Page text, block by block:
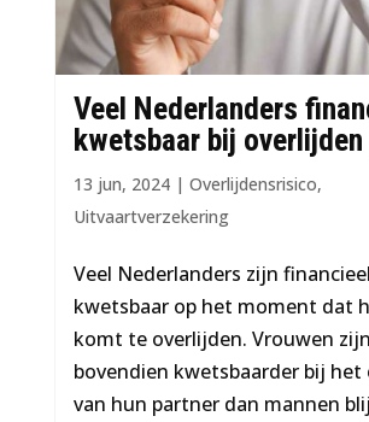
Veel Nederlanders
kwetsbaar bij
13 jun, 2024| Overlijdensrisico,
Uitvaartverzekering
Veel Nederlanders zijn financieel
kwetsbaar op het moment dat
komt te overlijden. Vrouwen zijn
bovendien kwetsbaarder bij het
van hun partner dan mannen